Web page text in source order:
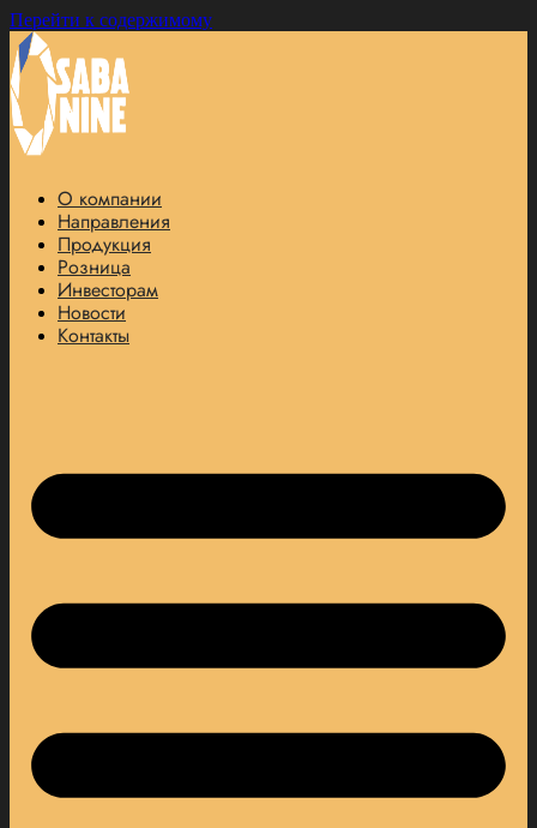
Перейти к содержимому
О компании
Направления
Продукция
Розница
Инвесторам
Новости
Контакты